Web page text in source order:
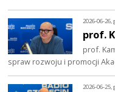
2026-06-26,
prof.
prof.
spraw rozwoju i promocji
2026-06-25,